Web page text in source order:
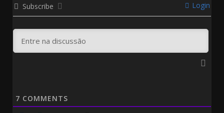
Subscribe Login
7 COMMENTS